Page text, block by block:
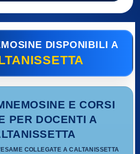
DISPONIBILI A
E CORSI
PER DOCENTI A
COLLEGATE A CALTANISSETTA